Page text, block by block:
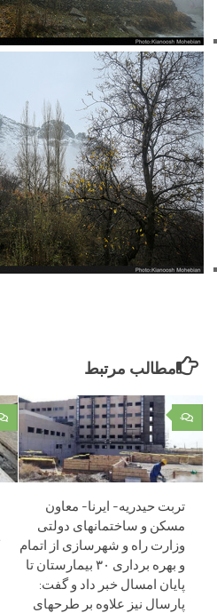
مطالب مرتبط
۰
تربت حیدریه- ایرنا- معاون
مسکن و ساختمانهای دولتی
وزارت راه و شهرسازی از اتمام
و بهره برداری ۳۰ بیمارستان تا
پایان امسال خبر داد و گفت:
پارسال نیز علاوه بر طرحهای